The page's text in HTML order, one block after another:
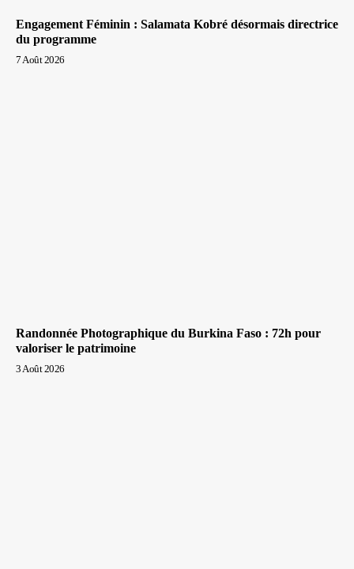
Engagement Féminin : Salamata Kobré désormais directrice
du programme
7 Août 2026
Randonnée Photographique du Burkina Faso : 72h pour
valoriser le patrimoine
3 Août 2026